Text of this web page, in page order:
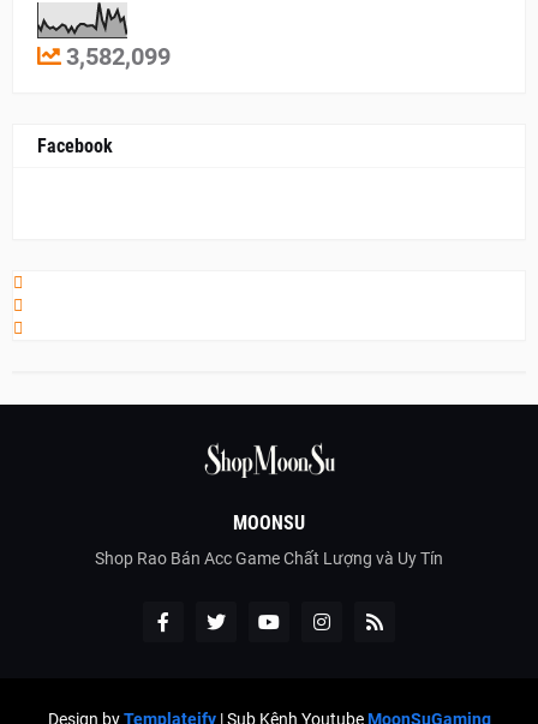
3,582,099
Facebook
MOONSU
Shop Rao Bán Acc Game Chất Lượng và Uy Tín
Design byTemplateify| Sub Kênh YoutubeMoonSuGaming